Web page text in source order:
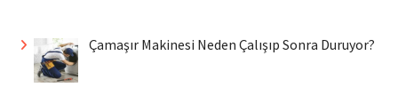
Çamaşır Makinesi Neden Çalışıp Sonra Duruyor?